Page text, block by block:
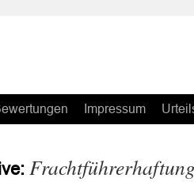
Impressum